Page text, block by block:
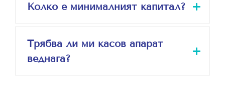
Колко е минималният капитал?
Трябва ли ми касов апарат
веднага?